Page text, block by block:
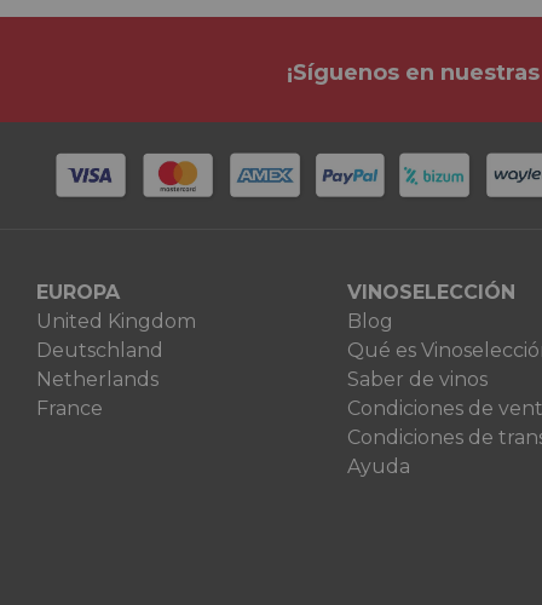
¡Síguenos en
EUROPA
United Kingdom
Deutschland
Netherlands
France
VINOSELECCIÓN
Blog
Qué es
Saber de vinos
Condiciones de
Condiciones de
Ayuda